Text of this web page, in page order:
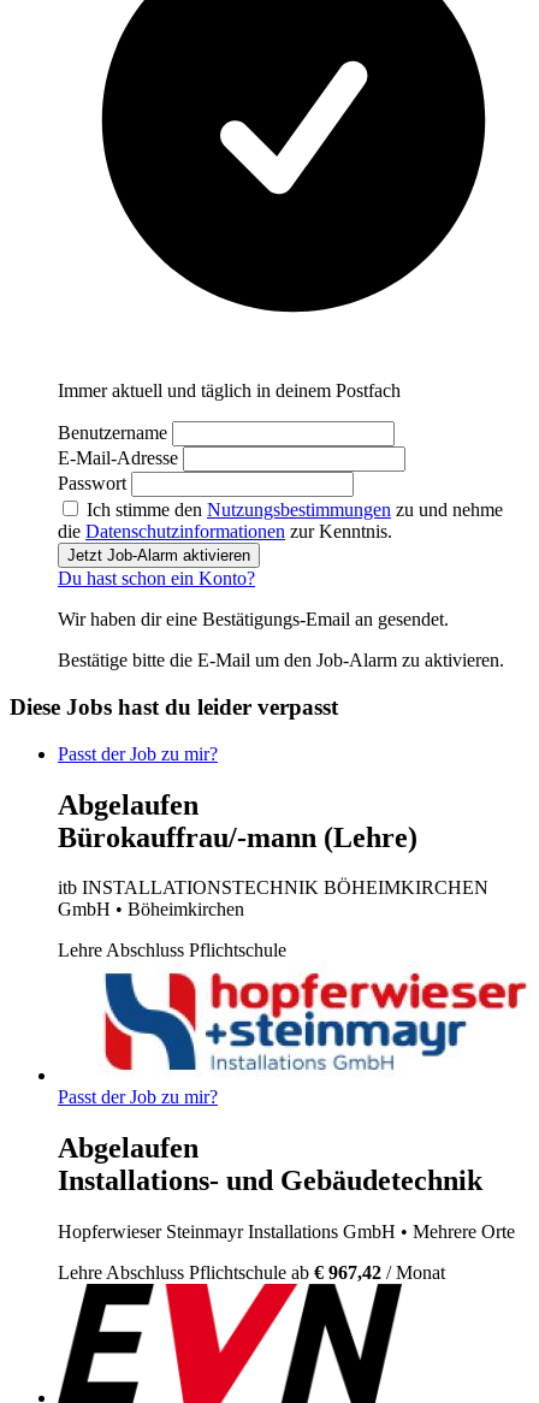
Immer aktuell und täglich in deinem Postfach
Benutzername
E-Mail-Adresse
Passwort
Ich stimme den Nutzungsbestimmungen zu und nehme
die Datenschutzinformationen zur Kenntnis.
Jetzt Job-Alarm aktivieren
Du hast schon ein Konto?
Wir haben dir eine Bestätigungs-Email an gesendet.
Bestätige bitte die E-Mail um den Job-Alarm zu aktivieren.
Diese Jobs hast du leider verpasst
Passt der Job zu mir?
Abgelaufen
Bürokauffrau/-mann (Lehre)
itb INSTALLATIONSTECHNIK BÖHEIMKIRCHEN
GmbH • Böheimkirchen
LehreAbschluss Pflichtschule
Passt der Job zu mir?
Abgelaufen
Installations- und Gebäudetechnik
Hopferwieser Steinmayr Installations GmbH • Mehrere Orte
Lehre Abschluss Pflichtschule ab € 967,42 / Monat